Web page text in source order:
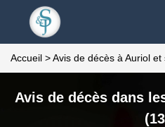
Accueil >Avis de décès à Auriol
Avis de décès dans